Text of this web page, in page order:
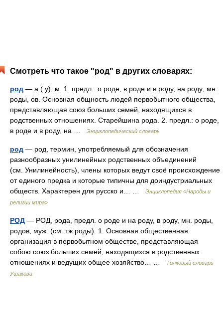
Смотреть что такое "род" в других словарях:
род — а ( у); м. 1. предл.: о роде, в роде и в роду, на роду; мн.:
роды, ов. Основная общность людей первобытного общества,
представляющая союз больших семей, находящихся в
родственных отношениях. Старейшина рода. 2. предл.: о роде,
в роде и в роду, на …
Энциклопедический словарь
род — род, термин, употребляемый для обозначения
разнообразных унилинейных родственных объединений
(см. Унилинейность), члены которых ведут своё происхождение
от единого предка и которые типичны для доиндустриальных
обществ. Характерен для русско и… …
Энциклопедия «Народы и
религии мира»
РОД — РОД, рода, предл. о роде и на роду, в роду, мн. роды,
родов, муж. (см. тж роды). 1. Основная общественная
организация в первобытном обществе, представляющая
собою союз больших семей, находящихся в родственных
отношениях и ведущих общее хозяйство… …
Толковый словарь
Ушакова